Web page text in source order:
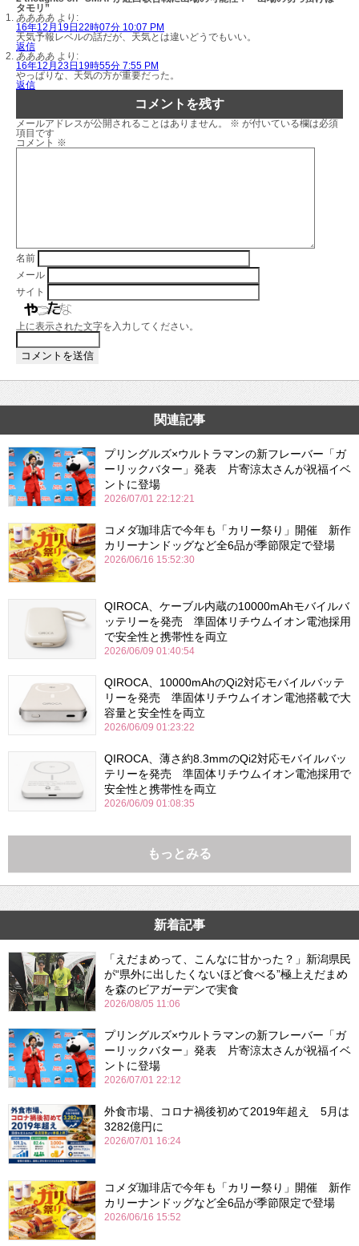
タモリ”
ああああ より:
16年12月19日22時07分 10:07 PM
天気予報レベルの話だが、天気とは違いどうでもいい。
返信
ああああ より:
16年12月23日19時55分 7:55 PM
やっぱりな、天気の方が重要だった。
返信
コメントを残す
メールアドレスが公開されることはありません。 ※ が付いている欄は必須
項目です
コメント ※
名前
メール
サイト
上に表示された文字を入力してください。
関連記事
プリングルズ×ウルトラマンの新フレーバー「ガ
ーリックバター」発表 片寄涼太さんが祝福イベ
ントに登場
2026/07/01 22:12:21
コメダ珈琲店で今年も「カリー祭り」開催 新作
カリーナンドッグなど全6品が季節限定で登場
2026/06/16 15:52:30
QIROCA、ケーブル内蔵の10000mAhモバイルバ
ッテリーを発売 準固体リチウムイオン電池採用
で安全性と携帯性を両立
2026/06/09 01:40:54
QIROCA、10000mAhのQi2対応モバイルバッテ
リーを発売 準固体リチウムイオン電池搭載で大
容量と安全性を両立
2026/06/09 01:23:22
QIROCA、薄さ約8.3mmのQi2対応モバイルバッ
テリーを発売 準固体リチウムイオン電池採用で
安全性と携帯性を両立
2026/06/09 01:08:35
もっとみる
新着記事
「えだまめって、こんなに甘かった？」新潟県民
が“県外に出したくないほど食べる”極上えだまめ
を森のビアガーデンで実食
2026/08/05 11:06
プリングルズ×ウルトラマンの新フレーバー「ガ
ーリックバター」発表 片寄涼太さんが祝福イベ
ントに登場
2026/07/01 22:12
外食市場、コロナ禍後初めて2019年超え 5月は
3282億円に
2026/07/01 16:24
コメダ珈琲店で今年も「カリー祭り」開催 新作
カリーナンドッグなど全6品が季節限定で登場
2026/06/16 15:52